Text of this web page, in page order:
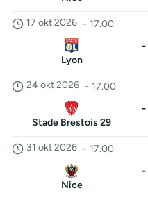
17 okt 2026 - 17.00
Lyon
-
24 okt 2026 - 17.00
Stade Brestois 29
-
31 okt 2026 - 17.00
Nice
-